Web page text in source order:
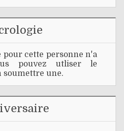
cette personne n'a
pouvez utliser le
une.